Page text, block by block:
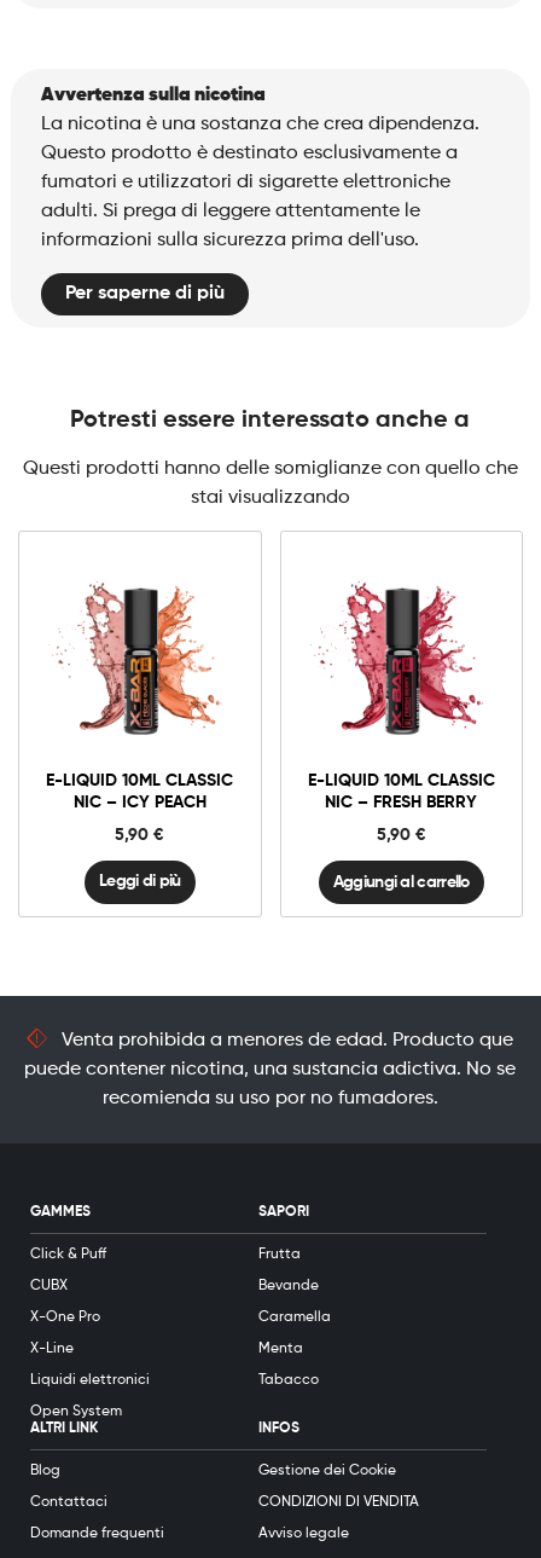
Avvertenza sulla nicotina
La nicotina è una sostanza che crea dipendenza.
Questo prodotto è destinato esclusivamente a
fumatori e utilizzatori di sigarette elettroniche
adulti. Si prega di leggere attentamente le
informazioni sulla sicurezza prima dell'uso.
Per saperne di più
Potresti essere interessato anche a
Questi prodotti hanno delle somiglianze con quello che
stai visualizzando
E-LIQUID 10ML CLASSIC
NIC – ICY PEACH
5,90€
Leggi di più
E-LIQUID 10ML CLASSIC
NIC – FRESH BERRY
5,90 €
3mg Classic
6mg Classic
E-
Classic
Nic
Fresh
quantità
Aggiungi al carrello
Aggiungi al carrello
Venta prohibida a menores de edad. Producto que
puede contener nicotina, una sustancia adictiva. No se
recomienda su uso por no fumadores.
GAMMES
Click & Puff
CUBX
X-One Pro
X-Line
Liquidi elettronici
Open System
SAPORI
Frutta
Bevande
Caramella
Menta
Tabacco
ALTRI LINK
Blog
Contattaci
Domande frequenti
INFOS
Gestione dei Cookie
CONDIZIONI DI VENDITA
Avviso legale